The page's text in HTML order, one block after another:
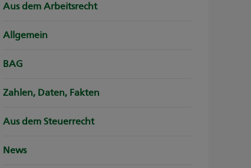
Aus dem Arbeitsrecht
Allgemein
BAG
Zahlen, Daten, Fakten
Aus dem Steuerrecht
News